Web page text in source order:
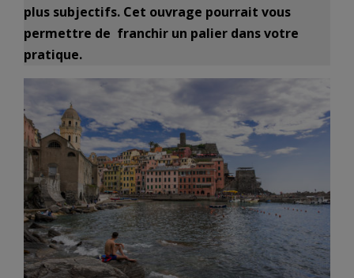
plus subjectifs. Cet ouvrage pourrait vous
permettre de franchir un palier dans votre
pratique.